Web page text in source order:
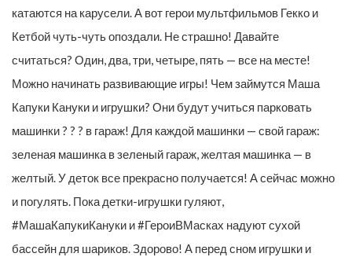
катаются на карусели. А вот герои мультфильмов Гекко и
Кетбой чуть-чуть опоздали. Не страшно! Давайте
считаться? Один, два, три, четыре, пять — все на месте!
Можно начинать развивающие игры! Чем займутся Маша
Капуки Кануки и игрушки? Они будут учиться парковать
машинки ? ? ? в гараж! Для каждой машинки — свой гараж:
зеленая машинка в зеленый гараж, желтая машинка — в
желтый. У деток все прекрасно получается! А сейчас можно
и погулять. Пока детки-игрушки гуляют,
#МашаКапукиКануки и #ГероиВМасках надуют сухой
бассейн для шариков. Здорово! А перед сном игрушки и